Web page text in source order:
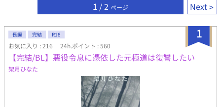
1 / 2 ページ Next
1
長編 完結 R18
お気に入り : 216 24h.ポイント : 560
【完結/BL】悪役令息に憑依した元極道は復讐したい
架月ひなた